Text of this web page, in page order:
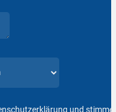
und